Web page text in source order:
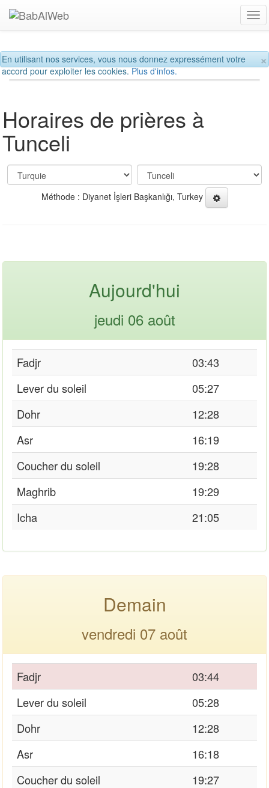
×
En utilisant nos services, vous nous donnez expressément votre
accord pour exploiter les cookies.Plus d'infos.
Horaires de prières à
Tunceli
Méthode : Diyanet İşleri Başkanlığı, Turkey
Aujourd'hui
jeudi 06 août
Fadjr
03:43
Lever du soleil
05:27
Dohr
12:28
Asr
16:19
Coucher du soleil
19:28
Maghrib
19:29
Icha
21:05
Demain
vendredi 07 août
Fadjr
03:44
Lever du soleil
05:28
Dohr
12:28
Asr
16:18
Coucher du soleil
19:27